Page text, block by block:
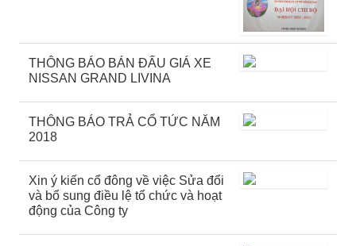
THÔNG BÁO BÁN ĐẤU GIÁ XE
NISSAN GRAND LIVINA
THÔNG BÁO TRẢ CỔ TỨC NĂM
2018
Xin ý kiến cổ đông về việc Sửa đổi
và bổ sung điều lệ tổ chức và hoạt
động của Công ty